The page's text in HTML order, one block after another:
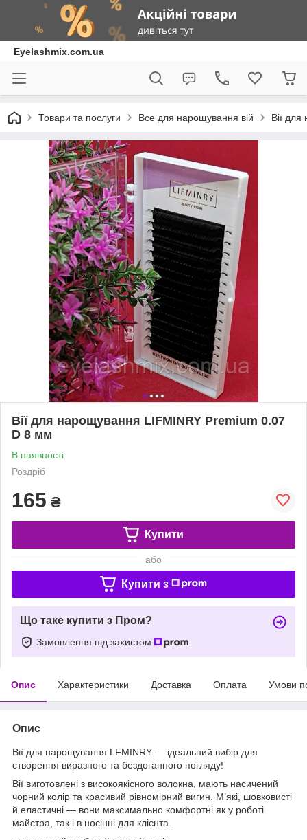
Eyelashmix.com.ua
Товари та послуги Все для нарощування вій Вії
Вії для нарощування LIFMINRY Premium 0.07
D 8 мм
В наявності
Роздріб
165 ₴
Купити
або
Купити з
Що таке купити з Пром?
Замовлення під захистом
Опис Характеристики Доставка Оплата Умови
Опис
Вії для нарощування LFMINRY — ідеальний вибір для
створення виразного та бездоганного погляду!
Вії виготовлені з високоякісного волокна, мають насичений
чорний колір та красивий рівномірний вигин. М’які, шовковисті
й еластичні — вони максимально комфортні як у роботі
майстра, так і в носінні для клієнта.